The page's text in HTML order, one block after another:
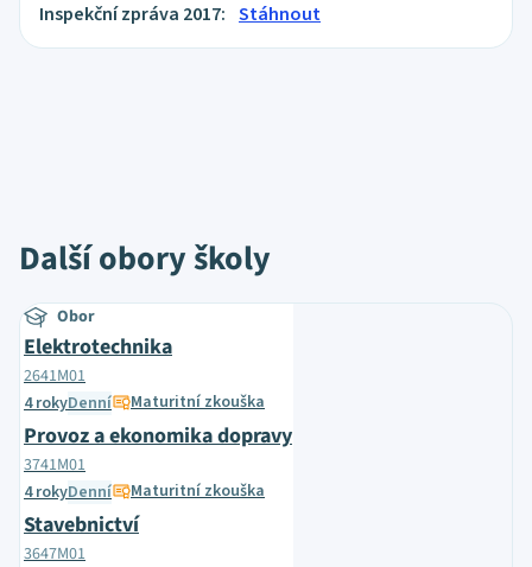
Inspekční zpráva 2017: Stáhnout
Další obory školy
Obor
Elektrotechnika
2641M01
4 rokyDenní Maturitní zkouška
Provoz a ekonomika dopravy
3741M01
4 rokyDenní Maturitní zkouška
Stavebnictví
3647M01